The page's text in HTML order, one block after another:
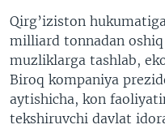
Qirg’iziston
milliard tonnadan
muzliklarga tashlab,
Biroq kompaniya
aytishicha, kon
tekshiruvchi davlat